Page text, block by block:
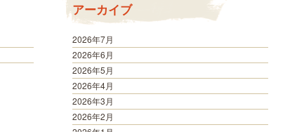
アーカイブ
2026年7月
2026年6月
2026年5月
2026年4月
2026年3月
2026年2月